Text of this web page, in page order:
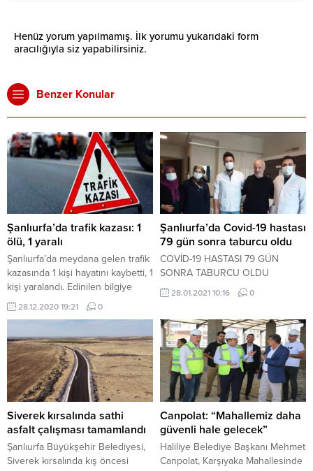
Henüz yorum yapılmamış. İlk yorumu yukarıdaki form
aracılığıyla siz yapabilirsiniz.
Benzer Konular
Şanlıurfa’da trafik kazası: 1
ölü, 1 yaralı
Şanlıurfa’da meydana gelen trafik
kazasında 1 kişi hayatını kaybetti, 1
kişi yaralandı. Edinilen bilgiye
göre kaza, Şanlıurfa-Diyarbakır
İhsan A.’nın kullandığı 34 CLD 514
plakalı otomobil, sürücünün
direksiyon hakimiyetini
kaybetmesi sonucu şarampole
devrildi. Kazada otomobilde
bulunan Fesih Demir (44) olay
yerinde hayatını kaybederken,
otomobil sürücüsü ise...
28.12.2020 19:21 0
Şanlıurfa’da Covid-19 hastası
79 gün sonra taburcu oldu
COVİD-19 HASTASI 79 GÜN
SONRA TABURCU OLDU
28.01.2021 10:16 0
Siverek kırsalında sathi
asfalt çalışması tamamlandı
Şanlıurfa Büyükşehir Belediyesi,
Siverek kırsalında kış öncesi
Canpolat: “Mahallemiz daha
güvenli hale gelecek”
Haliliye Belediye Başkanı Mehmet
Canpolat, Karşıyaka Mahallesinde